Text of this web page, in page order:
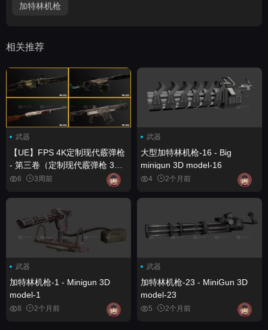
加特林机枪
相关推荐
武器
【UE】FPS 4K定制现代霰弹枪
- 第三卷（定制现代霰弹枪 3D
武器模型） FPS 4K Custom
Shotgun Weapon 3D)
6 3周前
武器
大型加特林机枪-16 - Big
minigun 3D model-16
4 2个月前
武器
加特林机枪-1 - Minigun 3D
model-1
8 2个月前
武器
加特林机枪-23 - MiniGun 3D
model-23
5 2个月前